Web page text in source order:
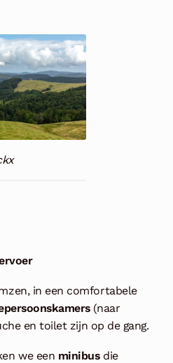
in een comfortabele
(naar
en toilet zijn op de gang.
we een minibusdie